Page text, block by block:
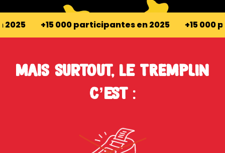
participantes en 2025 +15 000 participantes en
Mais surtout, le TREMPLIN
c’est :